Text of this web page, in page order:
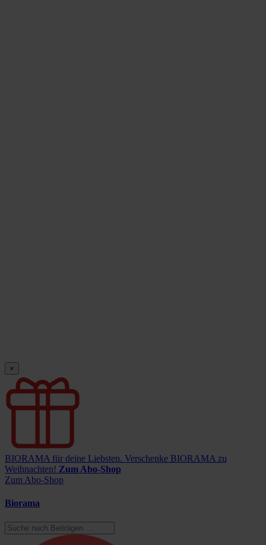
×
BIORAMA für deine Liebsten. Verschenke BIORAMA zu
Weihnachten! Zum Abo-Shop
Zum Abo-Shop
Biorama